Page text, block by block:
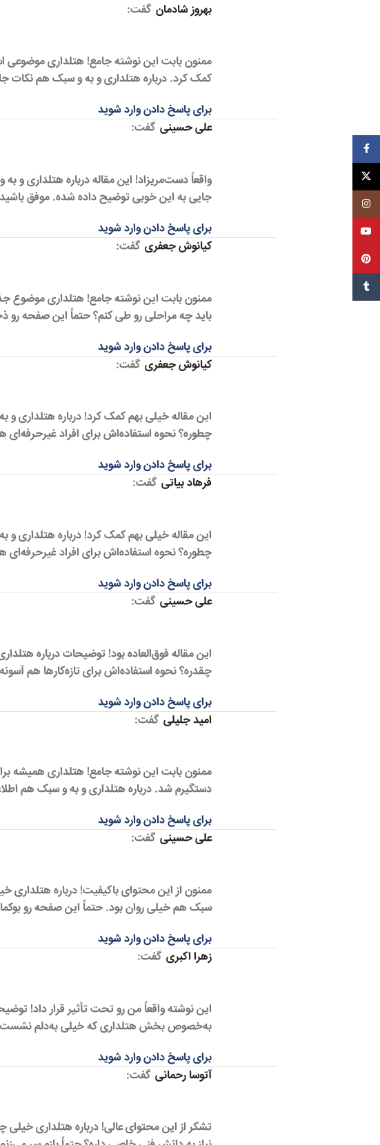
بهروز شادمان گفت:
ممنون بابت این نوشته جامع! هتلداری موضوعی
کمک کرد. درباره هتلداری و به و سبک هم نکات
برای پاسخ دادن وارد شوید
علی حسینی گفت:
واقعاً دست‌مریزاد! این مقاله درباره هتلداری
جایی به این خوبی توضیح داده شده. موفق
برای پاسخ دادن وارد شوید
کیانوش جعفری گفت:
ممنون بابت این نوشته جامع! هتلداری موضوع
باید چه مراحلی رو طی کنم؟ حتماً این صفحه رو
برای پاسخ دادن وارد شوید
کیانوش جعفری گفت:
این مقاله خیلی بهم کمک کرد! درباره هتلداری و
چطوره؟ نحوه استفاده‌اش برای افراد
برای پاسخ دادن وارد شوید
فرهاد بیاتی گفت:
این مقاله خیلی بهم کمک کرد! درباره هتلداری و
چطوره؟ نحوه استفاده‌اش برای افراد
برای پاسخ دادن وارد شوید
علی حسینی گفت:
این مقاله فوق‌العاده بود! توضیحات درباره
چقدره؟ نحوه استفاده‌اش برای تازه‌کارها هم
برای پاسخ دادن وارد شوید
امید جلیلی گفت:
ممنون بابت این نوشته جامع! هتلداری همیشه
دستگیرم شد. درباره هتلداری و به و سبک هم
برای پاسخ دادن وارد شوید
علی حسینی گفت:
ممنون از این محتوای باکیفیت! درباره هتلداری
سبک هم خیلی روان بود. حتماً این صفحه رو
برای پاسخ دادن وارد شوید
زهرا اکبری گفت:
این نوشته واقعاً من رو تحت تأثیر قرار داد!
به‌خصوص بخش هتلداری که خیلی به‌دلم
برای پاسخ دادن وارد شوید
آتوسا رحمانی گفت:
تشکر از این محتوای عالی! درباره هتلداری